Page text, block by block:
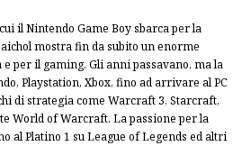
il Nintendo Game Boy sbarca per la
mostra fin da subito un enorme
per il gaming. Gli anni passavano, ma la
Playstation, Xbox, fino ad arrivare al PC
di strategia come Warcraft 3, Starcraft,
World of Warcraft. La passione per la
al Platino 1 su League of Legends ed altri